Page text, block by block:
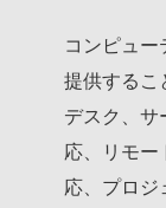
コンピュ
提供するこ
デスク、
応、リモ
応、プロジ